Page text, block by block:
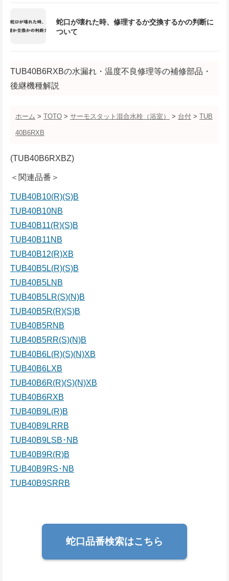
蛇口が壊れた時、修理するか交換するかの判断に
ついて
TUB40B6RXBの水漏れ・温度不良修理等の補修部品・
後継機種解説
ホーム > TOTO > サーモスタット混合水栓（浴室） > 台付 > TUB
40B6RXB
(TUB40B6RXBZ)
＜関連品番＞
TUB40B10(R)(S)B
TUB40B10NB
TUB40B11(R)(S)B
TUB40B11NB
TUB40B12(R)XB
TUB40B5L(R)(S)B
TUB40B5LNB
TUB40B5LR(S)(N)B
TUB40B5R(R)(S)B
TUB40B5RNB
TUB40B5RR(S)(N)B
TUB40B6L(R)(S)(N)XB
TUB40B6LXB
TUB40B6R(R)(S)(N)XB
TUB40B6RXB
TUB40B9L(R)B
TUB40B9LRRB
TUB40B9LSB･NB
TUB40B9R(R)B
TUB40B9RS･NB
TUB40B9SRRB
蛇口品番検索はこちら